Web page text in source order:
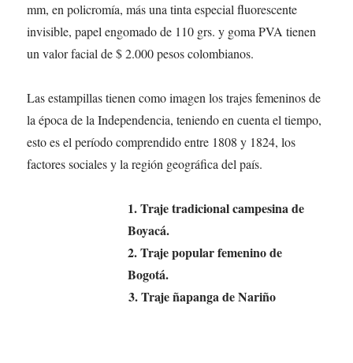
mm, en policromía, más una tinta especial fluorescente
invisible, papel engomado de 110 grs. y goma PVA tienen
un valor facial de $ 2.000 pesos colombianos.
Las estampillas tienen como imagen los trajes femeninos de
la época de la Independencia, teniendo en cuenta el tiempo,
esto es el período comprendido entre 1808 y 1824, los
factores sociales y la región geográfica del país.
1. Traje tradicional campesina de
Boyacá.
2. Traje popular femenino de
Bogotá.
3. Traje ñapanga de Nariño